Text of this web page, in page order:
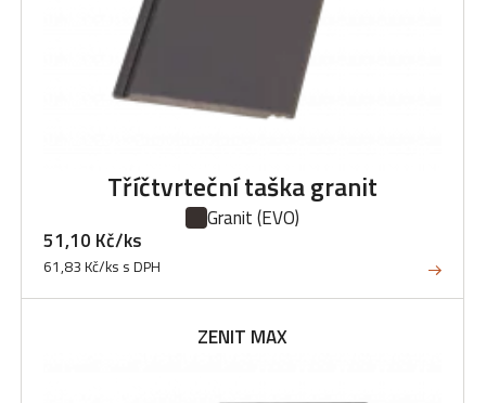
Tříčtvrteční taška granit
Granit(EVO)
51,10 Kč/ks
61,83 Kč/ks s DPH
ZENIT MAX